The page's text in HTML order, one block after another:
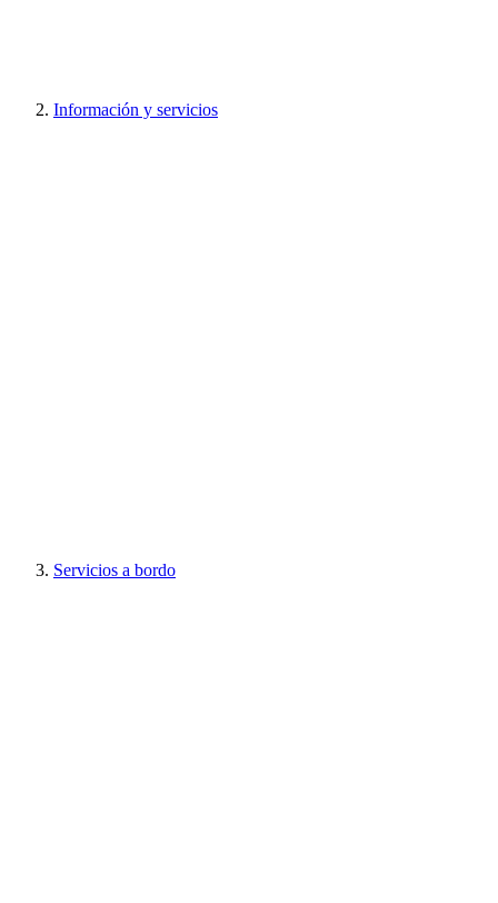
Información y servicios
Servicios a bordo